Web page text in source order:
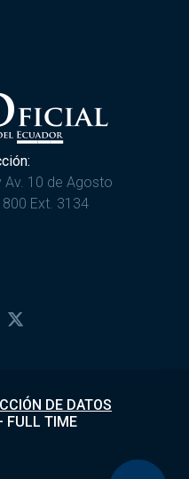
Av. 10 de Agosto
Ext. 3134
DE DATOS
FULL TIME